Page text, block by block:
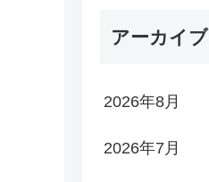
アーカイブ
2026年8月
2026年7月